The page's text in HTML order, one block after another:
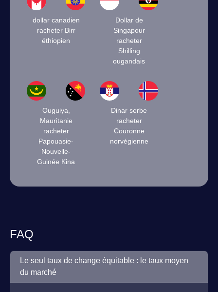
dollar canadien
racheter Birr
éthiopien
Dollar de
Singapour
racheter
Shilling
ougandais
Ouguiya,
Mauritanie
racheter
Papouasie-
Nouvelle-
Guinée Kina
Dinar serbe
racheter
Couronne
norvégienne
FAQ
Le seul taux de change équitable : le taux moyen
du marché